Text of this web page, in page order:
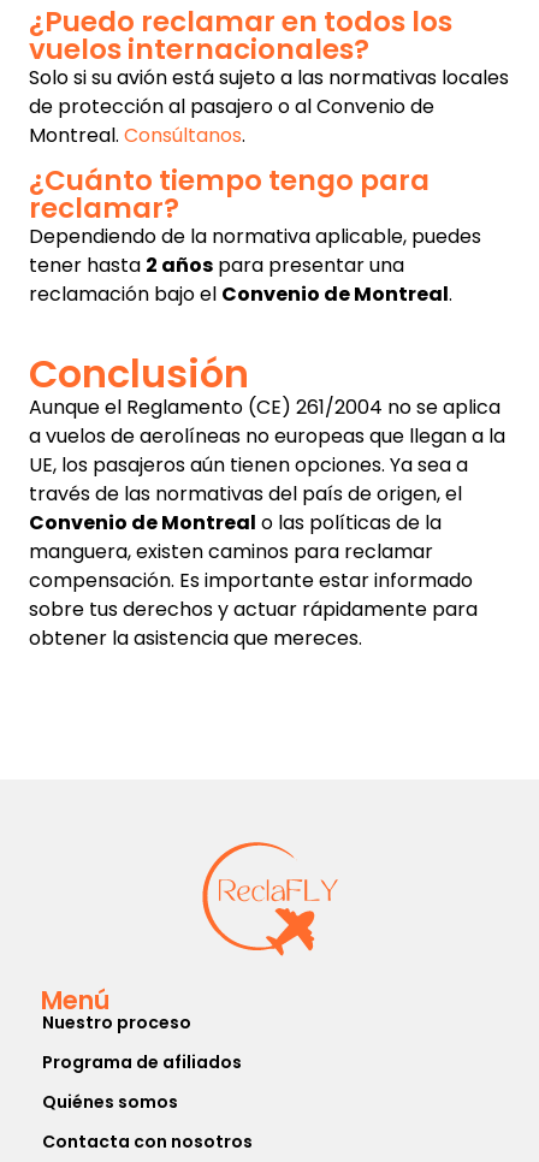
¿Puedo reclamar en todos los
vuelos internacionales?
Solo si su avión está sujeto a las normativas locales
de protección al pasajero o al Convenio de
Montreal. Consúltanos.
¿Cuánto tiempo tengo para
reclamar?
Dependiendo de la normativa aplicable, puedes
tener hasta 2 años para presentar una
reclamación bajo el Convenio de Montreal.
Conclusión
Aunque el Reglamento (CE) 261/2004 no se aplica
a vuelos de aerolíneas no europeas que llegan a la
UE, los pasajeros aún tienen opciones. Ya sea a
través de las normativas del país de origen, el
Convenio de Montreal o las políticas de la
manguera, existen caminos para reclamar
compensación. Es importante estar informado
sobre tus derechos y actuar rápidamente para
obtener la asistencia que mereces.
Menú
Nuestro proceso
Programa de afiliados
Quiénes somos
Contacta con nosotros